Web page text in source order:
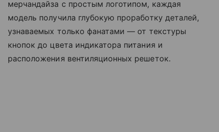
мерчандайза с простым логотипом, каждая
модель получила глубокую проработку деталей,
узнаваемых только фанатами — от текстуры
кнопок до цвета индикатора питания и
расположения вентиляционных решеток.